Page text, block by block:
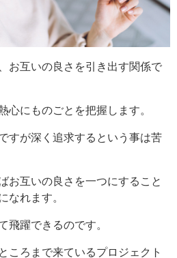
お互いの良さを引き出す関係で
心にものごとを把握します。
すが深く追求するという事は苦
お互いの良さを一つにすること
なれます。
飛躍できるのです。
ころまで来ているプロジェクト